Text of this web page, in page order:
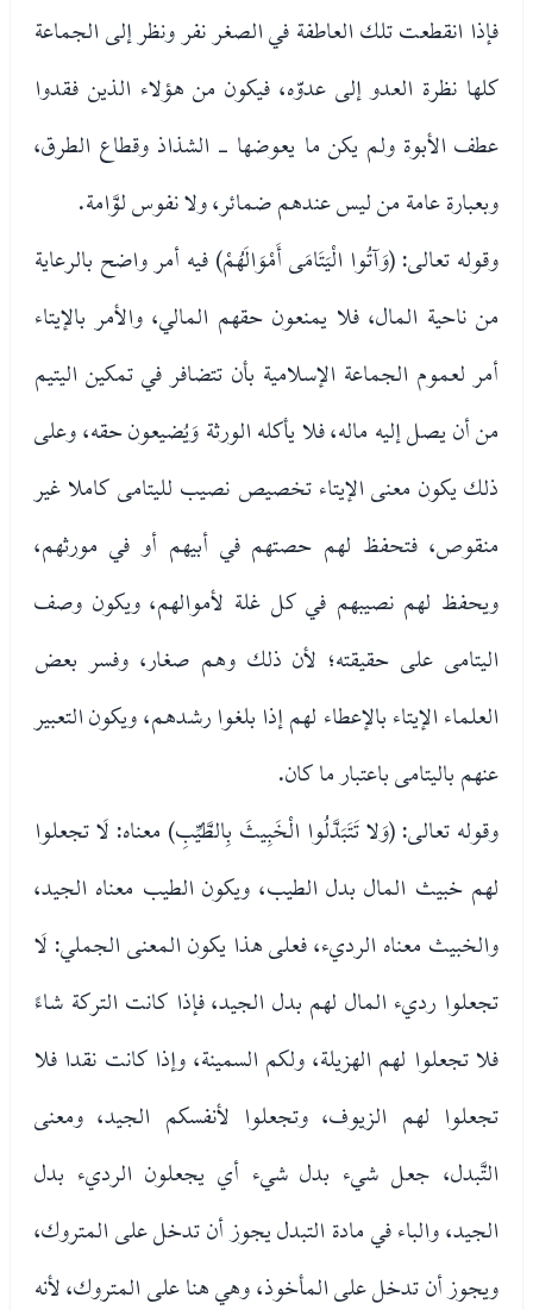
فإذا انقطعت تلك العاطفة في الصغر نفر ونظر إلى الجماعة
كلها نظرة العدو إلى عدوّه، فيكون من هؤلاء الذين فقدوا
عطف الأبوة ولم يكن ما يعوضها - الشذاذ وقطاع الطرق،
وبعبارة عامة من ليس عندهم ضمائر، ولا نفوس لوَّامة.
وقوله تعالى: (وَآتُوا الْيَتَامَى أَمْوَالَهُمْ) فيه أمر واضح بالرعاية
من ناحية المال، فلا يمنعون حقهم المالي، والأمر بالإيتاء
أمر لعموم الجماعة الإسلامية بأن تتضافر في تمكين اليتيم
من أن يصل إليه ماله، فلا يأكله الورثة وَيُضيعون حقه، وعلى
ذلك يكون معنى الإيتاء تخصيص نصيب لليتامى كاملا غير
منقوص، فتحفظ لهم حصتهم في أبيهم أو في مورثهم،
ويحفظ لهم نصيبهم في كل غلة لأموالهم، ويكون وصف
اليتامى على حقيقته؛ لأن ذلك وهم صغار، وفسر بعض
العلماء الإيتاء بالإعطاء لهم إذا بلغوا رشدهم، ويكون التعبير
عنهم باليتامى باعتبار ما كان.
وقوله تعالى: (وَلا تَتَبَدَّلُوا الْخَبِيثَ بِالطَّيِّبِ) معناه: لَا تجعلوا
لهم خبيث المال بدل الطيب، ويكون الطيب معناه الجيد،
والخبيث معناه الرديء، فعلى هذا يكون المعنى الجملي: لَا
تجعلوا رديء المال لهم بدل الجيد، فإذا كانت التركة شاءً
فلا تجعلوا لهم الهزيلة، ولكم السمينة، وإذا كانت نقدا فلا
تجعلوا لهم الزيوف، وتجعلوا لأنفسكم الجيد، ومعنى
التَّبدل، جعل شيء بدل شيء أي يجعلون الرديء بدل
الجيد، والباء في مادة التبدل يجوز أن تدخل على المتروك،
ويجوز أن تدخل على المأخوذ، وهي هنا على المتروك، لأنه